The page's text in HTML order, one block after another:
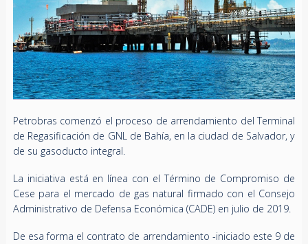
Petrobras comenzó el proceso de arrendamiento del Terminal
de Regasificación de GNL de Bahía, en la ciudad de Salvador, y
de su gasoducto integral.
La iniciativa está en línea con el Término de Compromiso de
Cese para el mercado de gas natural firmado con el Consejo
Administrativo de Defensa Económica (CADE) en julio de 2019.
De esa forma el contrato de arrendamiento -iniciado este 9 de